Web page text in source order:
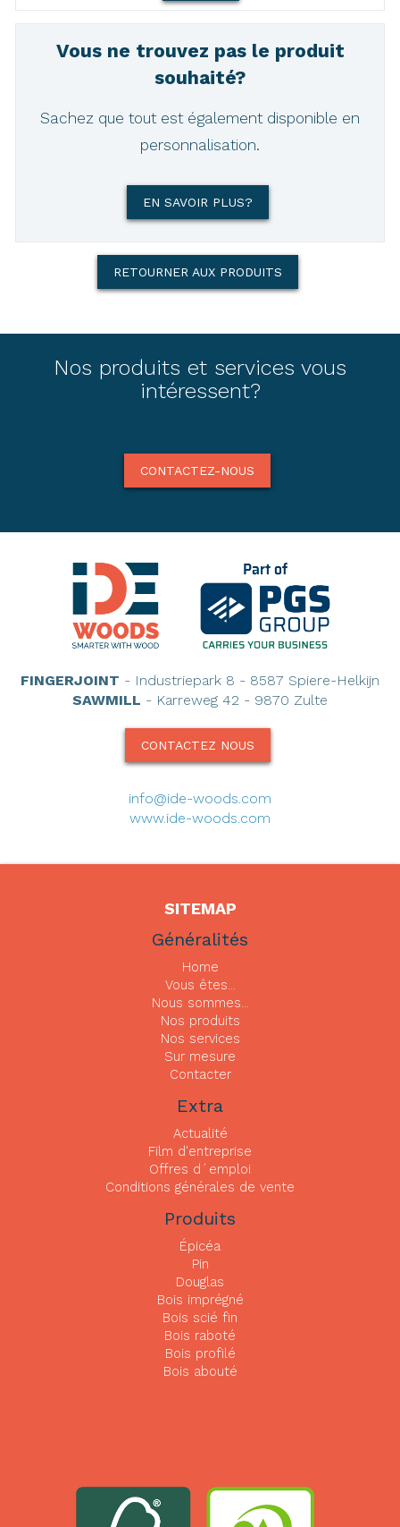
Vous ne trouvez pas le produit
souhaité?
Sachez que tout est également disponible en
personnalisation.
EN SAVOIR PLUS?
RETOURNER AUX PRODUITS
Nos produits et services vous
intéressent?
CONTACTEZ-NOUS
FINGERJOINT - Industriepark 8 - 8587 Spiere-Helkijn
SAWMILL - Karreweg 42 - 9870 Zulte
CONTACTEZ NOUS
info@ide-woods.com
www.ide-woods.com
SITEMAP
Généralités
Home
Vous êtes...
Nous sommes...
Nos produits
Nos services
Sur mesure
Contacter
Extra
Actualité
Film d'entreprise
Offres d´emploi
Conditions générales de vente
Produits
Épicéa
Pin
Douglas
Bois imprégné
Bois scié fin
Bois raboté
Bois profilé
Bois abouté